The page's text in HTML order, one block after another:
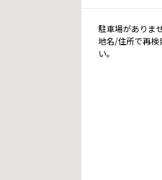
駐車場がありませ
地名/住所で再検
い。